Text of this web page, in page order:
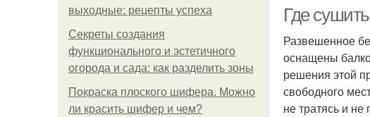
выходные: рецепты успеха
Секреты создания
функционального и эстетичного
огорода и сада: как разделить зоны
Покраска плоского шифера. Можно
ли красить шифер и чем?
Где
Развешенное
оснащены
решения этой
свободного
не тратясь и не